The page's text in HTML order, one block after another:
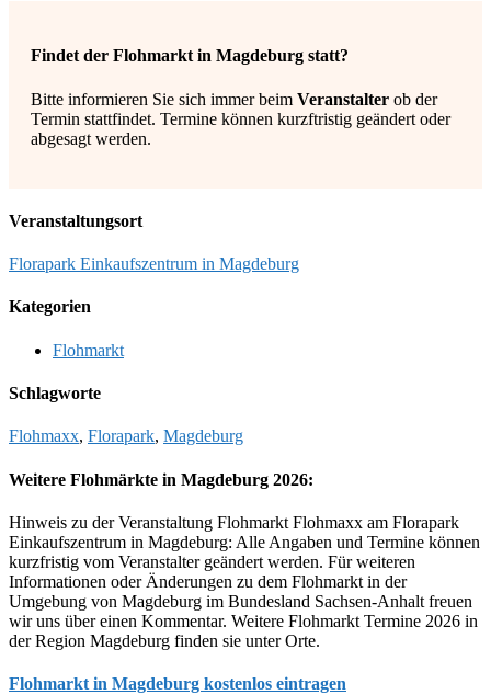
Findet der Flohmarkt in Magdeburg statt?
Bitte informieren Sie sich immer beim Veranstalter ob der
Termin stattfindet. Termine können kurzftristig geändert oder
abgesagt werden.
Veranstaltungsort
Florapark Einkaufszentrum in Magdeburg
Kategorien
Flohmarkt
Schlagworte
Flohmaxx, Florapark, Magdeburg
Weitere Flohmärkte in Magdeburg 2026:
Hinweis zu der Veranstaltung Flohmarkt Flohmaxx am Florapark
Einkaufszentrum in Magdeburg: Alle Angaben und Termine können
kurzfristig vom Veranstalter geändert werden. Für weiteren
Informationen oder Änderungen zu dem Flohmarkt in der
Umgebung von Magdeburg im Bundesland Sachsen-Anhalt freuen
wir uns über einen Kommentar. Weitere Flohmarkt Termine 2026 in
der Region Magdeburg finden sie unter Orte.
Flohmarkt in Magdeburg kostenlos eintragen